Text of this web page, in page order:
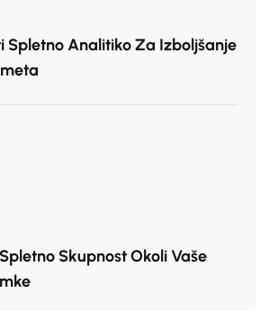
Spletno Analitiko Za Izboljšanje
Skupnost Okoli Vaše